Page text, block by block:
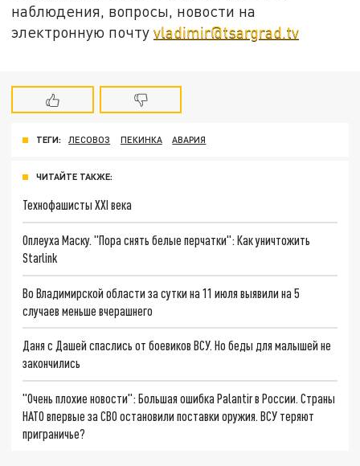
наблюдения, вопросы, новости на
электронную почтуvladimir@tsargrad.tv
ТЕГИ: ЛЕСОВОЗ ПЕКИНКА АВАРИЯ
ЧИТАЙТЕ ТАКЖЕ:
Технофашисты XXI века
Оплеуха Маску. "Пора снять белые перчатки": Как уничтожить
Starlink
Во Владимирской области за сутки на 11 июля выявили на 5
случаев меньше вчерашнего
Даня с Дашей спаслись от боевиков ВСУ. Но беды для малышей не
закончились
"Очень плохие новости": Большая ошибка Palantir в России. Страны
НАТО впервые за СВО остановили поставки оружия. ВСУ теряют
приграничье?